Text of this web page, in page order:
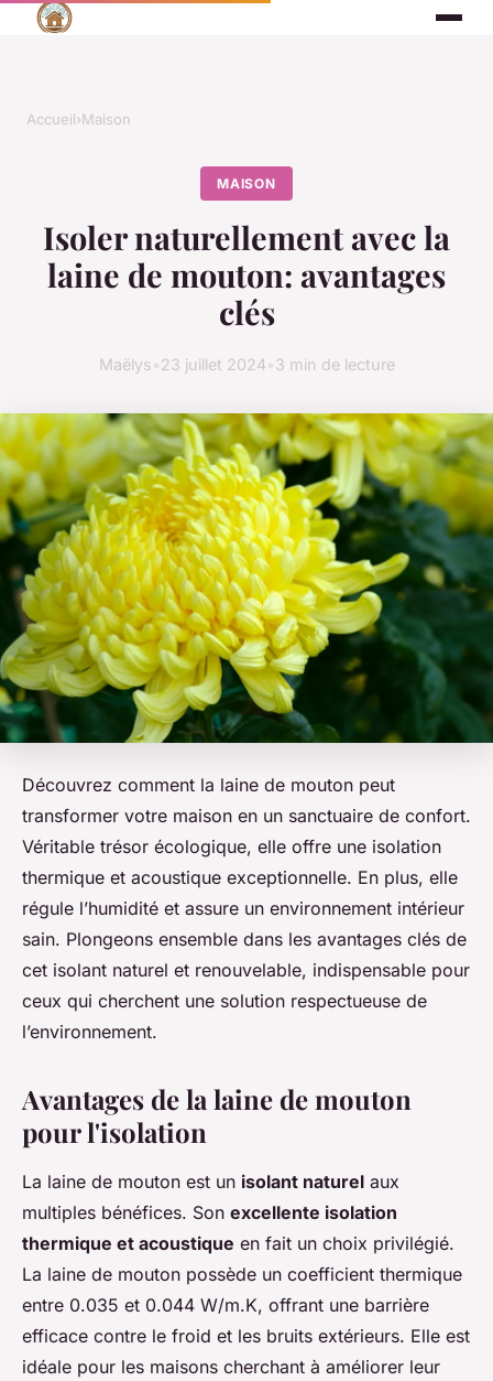
Accueil›Maison
MAISON
Isoler naturellement avec la
laine de mouton: avantages
clés
Maëlys 23 juillet 2024 3 min de lecture
Découvrez comment la laine de mouton peut
transformer votre maison en un sanctuaire de confort.
Véritable trésor écologique, elle offre une isolation
thermique et acoustique exceptionnelle. En plus, elle
régule l’humidité et assure un environnement intérieur
sain. Plongeons ensemble dans les avantages clés de
cet isolant naturel et renouvelable, indispensable pour
ceux qui cherchent une solution respectueuse de
l’environnement.
Avantages de la laine de mouton
pour l'isolation
La laine de mouton est un isolant naturel aux
multiples bénéfices. Son excellente isolation
thermique et acoustique en fait un choix privilégié.
La laine de mouton possède un coefficient thermique
entre 0.035 et 0.044 W/m.K, offrant une barrière
efficace contre le froid et les bruits extérieurs. Elle est
idéale pour les maisons cherchant à améliorer leur